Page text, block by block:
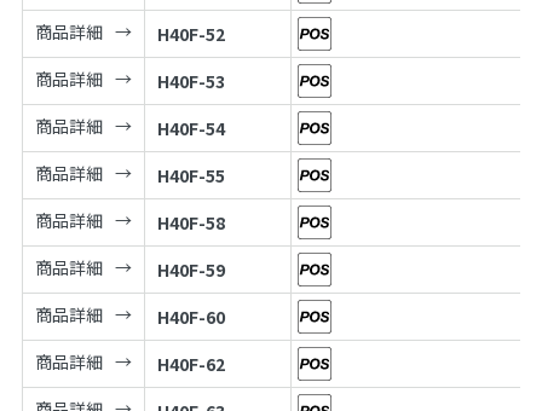
商品詳細
H40F-52
商品詳細
H40F-53
商品詳細
H40F-54
商品詳細
H40F-55
商品詳細
H40F-58
商品詳細
H40F-59
商品詳細
H40F-60
商品詳細
H40F-62